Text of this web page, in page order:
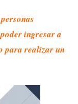
personas
ingresar a
para realizar un